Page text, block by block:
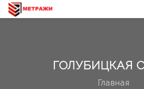
ГОЛУБИЦКАЯ
Главная